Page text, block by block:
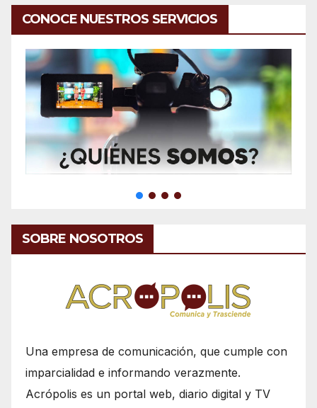
CONOCE NUESTROS SERVICIOS
SOBRE NOSOTROS
Una empresa de comunicación, que cumple con
imparcialidad e informando verazmente.
Acrópolis es un portal web, diario digital y TV